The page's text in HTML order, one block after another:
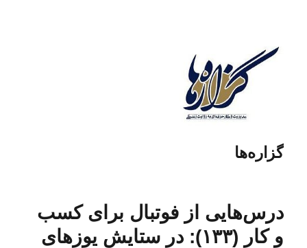
گزاره‌ها
درس‌هایی از فوتبال برای کسب
و کار (۱۳۳): در ستایش یوزهای